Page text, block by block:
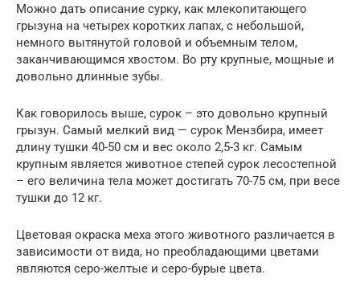
Можно дать описание сурку, как млекопитающего
грызуна на четырех коротких лапах, с небольшой,
немного вытянутой головой и объемным телом,
заканчивающимся хвостом. Во рту крупные, мощные и
довольно длинные зубы.
Как говорилось выше, сурок – это довольно крупный
грызун. Самый мелкий вид — сурок Мензбира, имеет
длину тушки 40-50 см и вес около 2,5-3 кг. Самым
крупным является животное степей сурок лесостепной
– его величина тела может достигать 70-75 см, при весе
тушки до 12 кг.
Цветовая окраска меха этого животного различается в
зависимости от вида, но преобладающими цветами
являются серо-желтые и серо-бурые цвета.